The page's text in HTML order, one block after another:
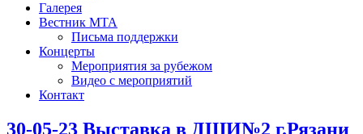
Галерея
Вестник МТА
Письма поддержки
Концерты
Мероприятия за рубежом
Видео с мероприятий
Контакт
30-05-23 Выставка в ДШИ№2 г.Рязани